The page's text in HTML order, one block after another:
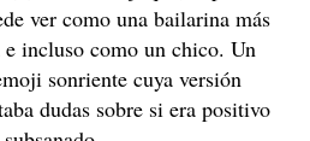
ver como una bailarina más
incluso como un chico. Un
sonriente cuya versión
dudas sobre si era positivo